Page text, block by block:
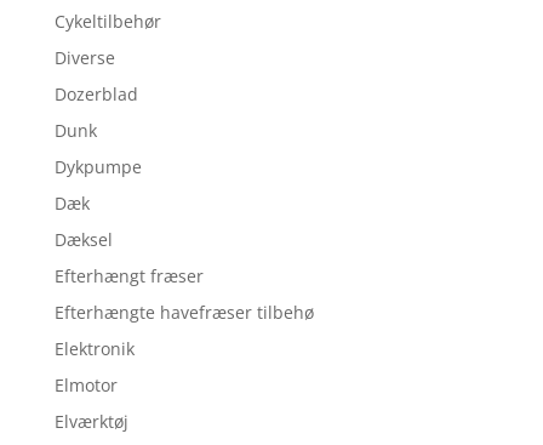
Cykeltilbehør
Diverse
Dozerblad
Dunk
Dykpumpe
Dæk
Dæksel
Efterhængt fræser
Efterhængte havefræser tilbehø
Elektronik
Elmotor
Elværktøj